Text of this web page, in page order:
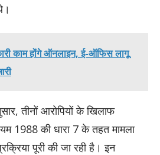
काम होंगे ऑनलाइन, ई-ऑफिस लागू
तीनों आरोपियों के खिलाफ
1988 की धारा 7 के तहत मामला
पूरी की जा रही है। इन